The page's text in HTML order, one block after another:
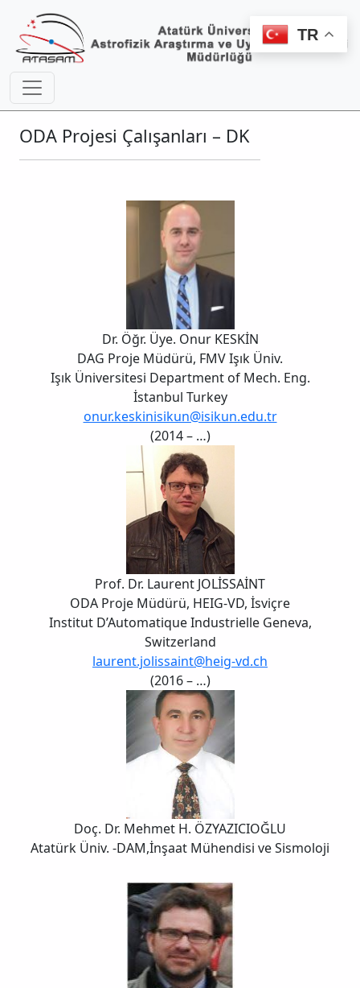
ODA Projesi Çalışanları – DK
Dr. Öğr. Üye. Onur KESKİN
DAG Proje Müdürü, FMV Işık Üniv.
Işık Üniversitesi Department of Mech. Eng.
İstanbul Turkey
onur.keskinisikun@isikun.edu.tr
(2014 – …)
Prof. Dr. Laurent JOLİSSAİNT
ODA Proje Müdürü, HEIG-VD, İsviçre
Institut D’Automatique Industrielle Geneva,
Switzerland
laurent.jolissaint@heig-vd.ch
(2016 – …)
Doç. Dr. Mehmet H. ÖZYAZICIOĞLU
Atatürk Üniv. -DAM,İnşaat Mühendisi ve Sismoloji
TR